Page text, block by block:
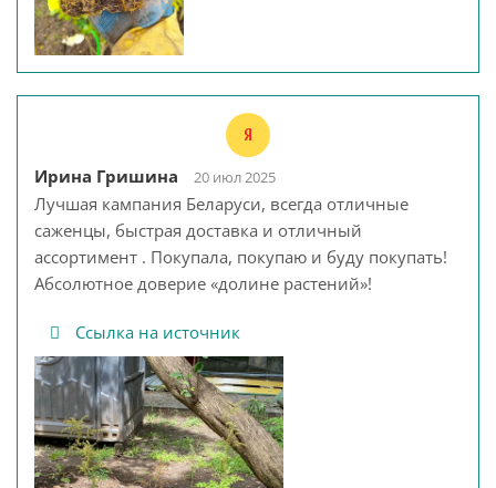
Ирина Гришина 20 июл 2025
Лучшая кампания Беларуси, всегда отличные
саженцы, быстрая доставка и отличный
ассортимент . Покупала, покупаю и буду покупать!
Абсолютное доверие «долине растений»!
Ссылка на источник